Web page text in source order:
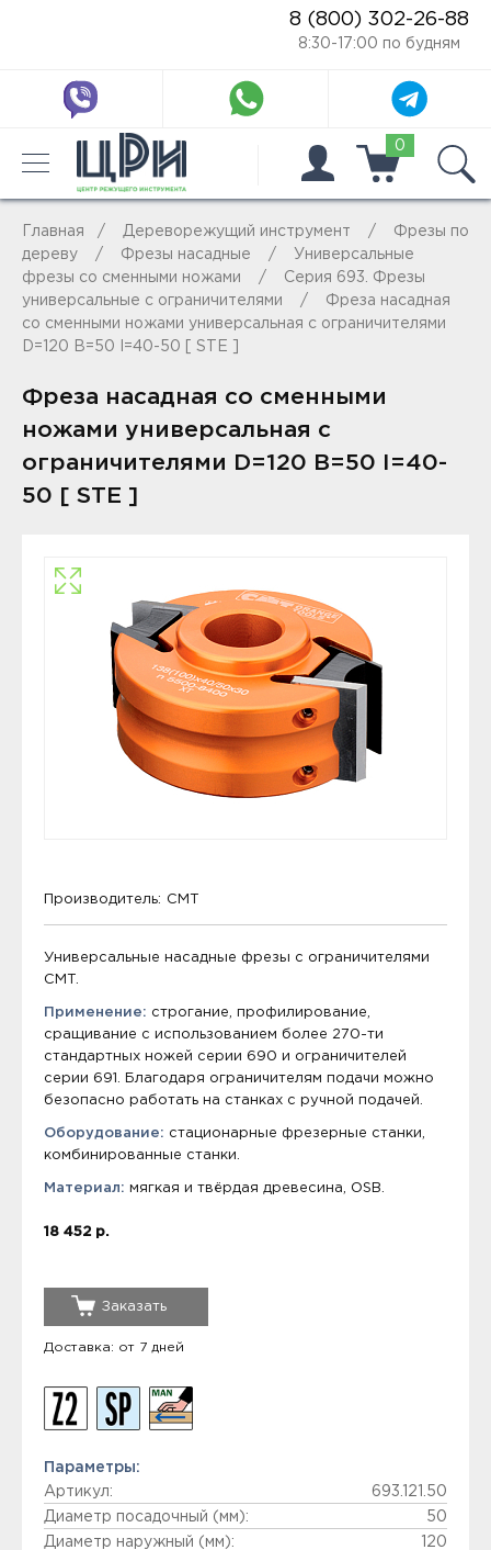
8 (800) 302-26-88
8:30-17:00 по будням
0
Главная Дереворежущий инструмент
Фрезы по
дереву
Фрезы насадные
Универсальные
фрезы со сменными ножами
Серия 693. Фрезы
универсальные с ограничителями
Фреза насадная
со сменными ножами универсальная с ограничителями
D=120 B=50 I=40-50 [ STE ]
Фреза насадная со сменными
ножами универсальная с
ограничителями D=120 B=50 I=40-
50 [ STE ]
Производитель: CMT
Универсальные насадные фрезы с ограничителями
CMT.
Применение: строгание, профилирование,
сращивание с использованием более 270-ти
стандартных ножей серии 690 и ограничителей
серии 691. Благодаря ограничителям подачи можно
безопасно работать на станках с ручной подачей.
Оборудование: стационарные фрезерные станки,
комбинированные станки.
Материал: мягкая и твёрдая древесина, OSB.
18 452 р.
Заказать
Доставка: от 7 дней
Параметры:
Артикул:
693.121.50
Диаметр посадочный (мм):
50
Диаметр наружный (мм):
120